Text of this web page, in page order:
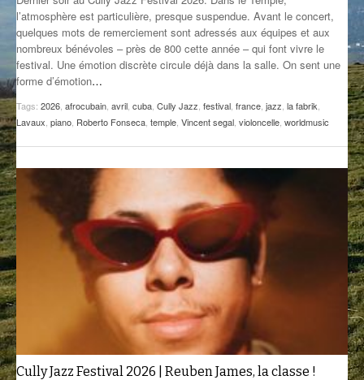
GROOVE N SUN
IL ÉTAIT UNE FOIS
L’ASTUCE DE LA PORTE EN BOIS
LA FABRIK POÉTIK
MUSIQUE DES ANTIPODES
NOS ANCIENS
THEME FORCE
PLUS DE MIX
l’atmosphère est particulière, presque suspendue. Avant le concert,
quelques mots de remerciement sont adressés aux équipes et aux
nombreux bénévoles – près de 800 cette année – qui font vivre le
festival. Une émotion discrète circule déjà dans la salle. On sent une
forme d’émotion…
Tags: 2026 afrocubain avril cuba Cully Jazz festival france jazz la fabrik
Lavaux piano Roberto Fonseca temple Vincent segal violoncelle worldmusic
Cully Jazz Festival 2026 | Reuben James, la classe !